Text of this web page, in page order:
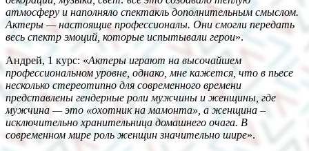
атмосферу и наполняло спектакль дополнительным смыслом.
Актеры — настоящие профессионалы. Они смогли передать
весь спектр эмоций, которые испытывали герои».
Андрей, 1 курс: «Актеры играют на высочайшем
профессиональном уровне, однако, мне кажется, что в пьесе
несколько стереотипно для современного времени
представлены гендерные роли мужчины и женщины, где
мужчина — это «охотник на мамонта», а женщина –
исключительно хранительница домашнего очага. В
современном мире роль женщин значительно шире».